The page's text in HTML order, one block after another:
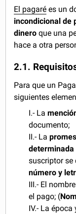
El pagaré es un
incondicional de
dinero que una
hace a otra
2.1.
Para que un
siguientes
I.- La
documento;
II.- La
determinada
suscriptor se
número y
III.- El
el pago; (
IV.- La